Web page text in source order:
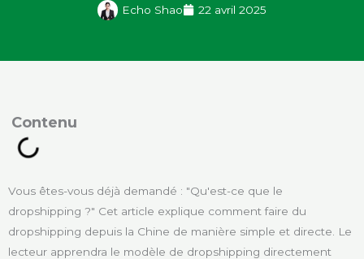
Echo Shao 22 avril 2025
Vous êtes-vous déjà demandé : "Qu'est-ce que le
dropshipping ?" Cet article explique comment faire du
dropshipping depuis la Chine de manière simple et directe. Le
lecteur apprendra le modèle de dropshipping directement